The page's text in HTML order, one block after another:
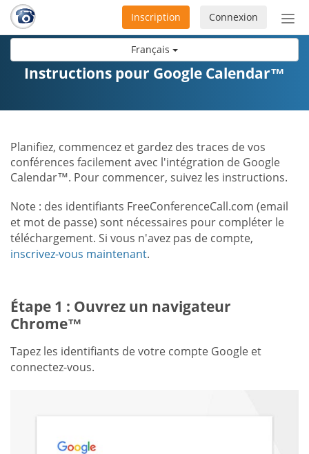
Français
ou
Connexion
Inscription
Instructions pour Google Calendar™
Planifiez, commencez et gardez des traces de vos
conférences facilement avec l'intégration de Google
Calendar™. Pour commencer, suivez les instructions.
Note : des identifiants FreeConferenceCall.com (email
et mot de passe) sont nécessaires pour compléter le
téléchargement. Si vous n'avez pas de compte,
inscrivez-vous maintenant.
Étape 1 : Ouvrez un navigateur
Chrome™
Tapez les identifiants de votre compte Google et
connectez-vous.